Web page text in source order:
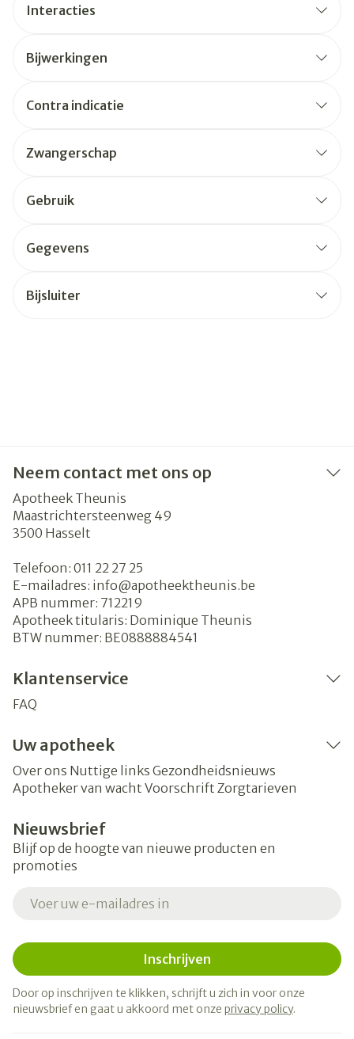
Interacties
Bijwerkingen
Contra indicatie
Zwangerschap
Gebruik
Gegevens
Bijsluiter
Neem contact met ons op
Apotheek Theunis
Maastrichtersteenweg 49
3500 Hasselt
Telefoon: 011 22 27 25
E-mailadres: info@apotheektheunis.be
APB nummer: 712219
Apotheek titularis: Dominique Theunis
BTW nummer: BE0888884541
Klantenservice
FAQ
Uw apotheek
Over ons Nuttige links Gezondheidsnieuws
Apotheker van wacht Voorschrift Zorgtarieven
Nieuwsbrief
Blijf op de hoogte van nieuwe producten en
promoties
Inschrijven
Door op inschrijven te klikken, schrijft u zich in voor onze
nieuwsbrief en gaat u akkoord met onze privacy policy.